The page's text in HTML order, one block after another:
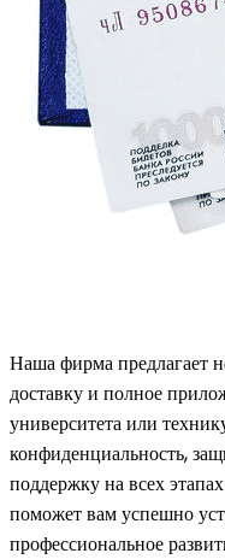
Наша фирма предлагает
доставку и полное
университета или
конфиденциальность,
поддержку на всех
поможет вам успешно
профессиональное